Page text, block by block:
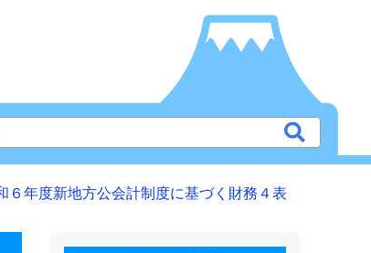
６年度新地方公会計制度に基づく財務４表